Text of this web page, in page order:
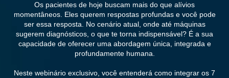
Os pacientes de hoje buscam mais do que alívios
momentâneos. Eles querem respostas profundas e você pode
ser essa resposta. No cenário atual, onde até máquinas
sugerem diagnósticos, o que te torna indispensável? É a sua
capacidade de oferecer uma abordagem única, integrada e
profundamente humana.
Neste webinário exclusivo, você entenderá como integrar os 7